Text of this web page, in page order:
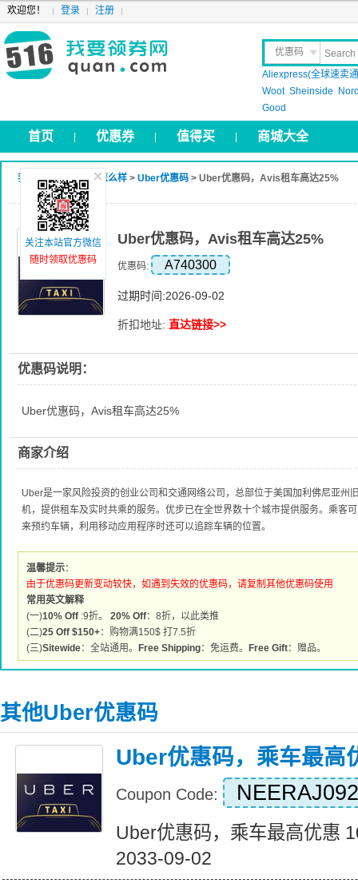
欢迎您！ 登录 注册
优惠码
晒 单
Aliexpress(全球速卖
Woot Sheinside
Good
首页 优惠券 值得买 商城大全
我要领券网 >Uber怎么样 > Uber优惠码 > Uber优惠码，Avis租车高达25%
Uber优惠码，Avis租车高达25%
优惠码: A740300
过期时间:2026-09-02
折扣地址: 直达链接>>
优惠码说明：
Uber优惠码，Avis租车高达25%
商家介绍
Uber是一家风险投资的创业公司和交通网络公司，总部位于美国加利佛尼亚州
机，提供租车及实时共乘的服务。优步已在全世界数十个城市提供服务。乘客
来预约车辆，利用移动应用程序时还可以追踪车辆的位置。
温馨提示：
由于优惠码更新变动较快，如遇到失效的优惠码，请复制其他优惠码使用
常用英文解释
(一)10% Off :9折。 20% Off：8折，以此类推
(二)25 Off $150+：购物满150$ 打7.5折
(三)Sitewide：全站通用。 Free Shipping：免运费。 Free Gift：赠品。
其他Uber优惠码
Uber优惠码，乘车最高
Coupon Code:
Uber优惠码，乘车最高优惠
2033-09-02
关注本站官方微信
随时领取优惠码